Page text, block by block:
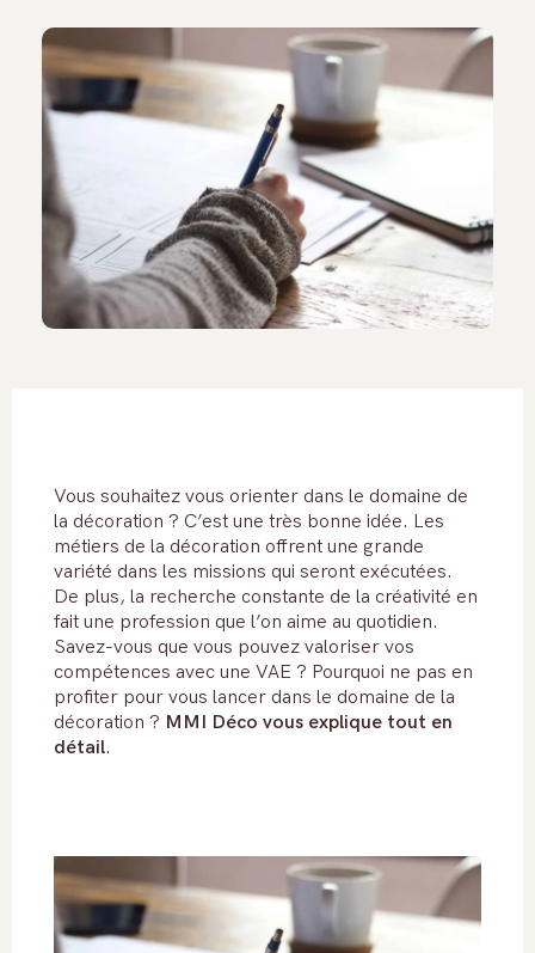
Vous souhaitez vous orienter dans le domaine de
la décoration ? C’est une très bonne idée. Les
métiers de la décoration offrent une grande
variété dans les missions qui seront exécutées.
De plus, la recherche constante de la créativité en
fait une profession que l’on aime au quotidien.
Savez-vous que vous pouvez valoriser vos
compétences avec une VAE ? Pourquoi ne pas en
profiter pour vous lancer dans le domaine de la
décoration ? MMI Déco vous explique tout en
détail.